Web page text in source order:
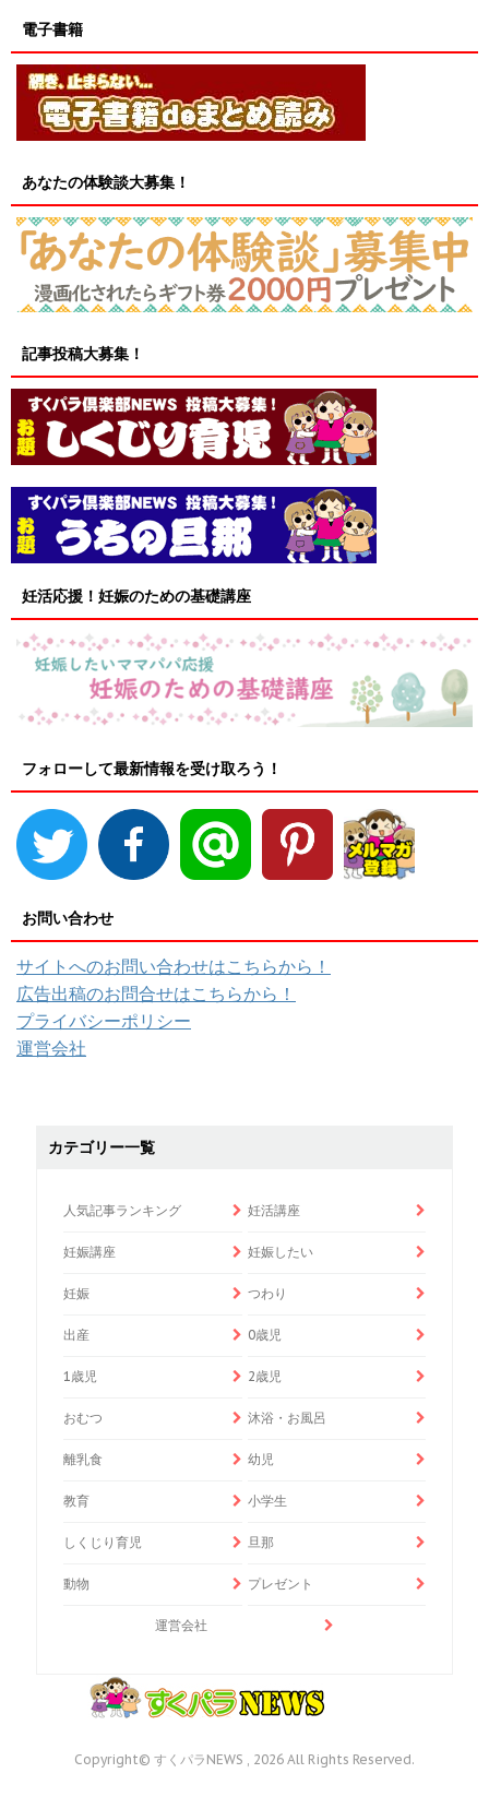
電子書籍
あなたの体験談大募集！
記事投稿大募集！
妊活応援！妊娠のための基礎講座
フォローして最新情報を受け取ろう！
お問い合わせ
サイトへのお問い合わせはこちらから！
広告出稿のお問合せはこちらから！
プライバシーポリシー
運営会社
カテゴリー一覧
人気記事ランキング 妊活講座
妊娠講座 妊娠したい
妊娠 つわり
出産 0歳児
1歳児 2歳児
おむつ 沐浴・お風呂
離乳食 幼児
教育 小学生
しくじり育児 旦那
動物 プレゼント
運営会社
Copyright© すくパラNEWS , 2026 All Rights Reserved.